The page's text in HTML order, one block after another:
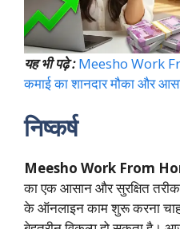
यह भी पढ़े : Meesho Work
कमाई का शानदार मौका और
निष्कर्ष
Meesho Work From
का एक आसान और सुरक्षित
के ऑनलाइन काम शुरू करना